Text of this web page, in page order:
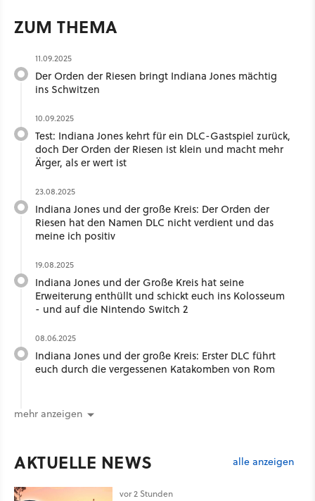
ZUM THEMA
11.09.2025
Der Orden der Riesen bringt Indiana Jones mächtig
ins Schwitzen
10.09.2025
Test: Indiana Jones kehrt für ein DLC-Gastspiel zurück,
doch Der Orden der Riesen ist klein und macht mehr
Ärger, als er wert ist
23.08.2025
Indiana Jones und der große Kreis: Der Orden der
Riesen hat den Namen DLC nicht verdient und das
meine ich positiv
19.08.2025
Indiana Jones und der Große Kreis hat seine
Erweiterung enthüllt und schickt euch ins Kolosseum
- und auf die Nintendo Switch 2
08.06.2025
Indiana Jones und der große Kreis: Erster DLC führt
euch durch die vergessenen Katakomben von Rom
mehr anzeigen
AKTUELLE NEWS alle anzeigen
vor 2 Stunden